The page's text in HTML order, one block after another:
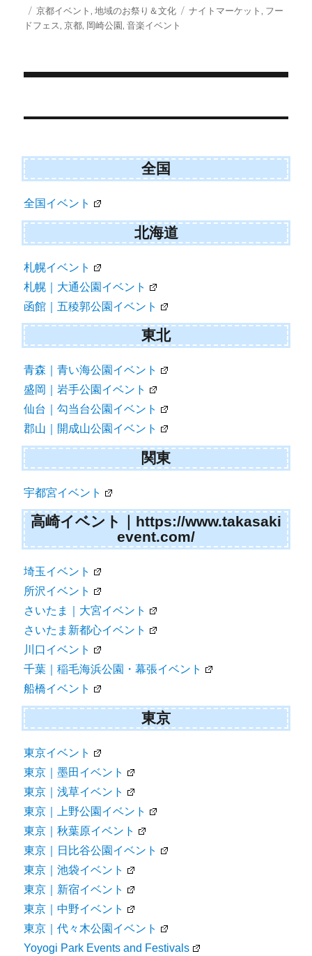
w
t
)
e
b
o
i
投
稿
カ
テ
京都イベント,地域のお祭り＆文化
タ
ナイトマーケット, フー
ドフェス,京都, 岡崎公園,音楽イベント
稿
ビ
ー
シ
ョ
ン
全国
全国イベント
北海道
札幌イベント
札幌｜大通公園イベント
函館｜五稜郭公園イベント
東北
青森｜青い海公園イベント
盛岡｜岩手公園イベント
仙台｜勾当台公園イベント
郡山｜開成山公園イベント
関東
宇都宮イベント
高崎イベント｜https://www.takasaki
event.com/
埼玉イベント
所沢イベント
さいたま｜大宮イベント
さいたま新都心イベント
川口イベント
千葉｜稲毛海浜公園・幕張イベント
船橋イベント
東京
東京イベント
東京｜墨田イベント
東京｜浅草イベント
東京｜上野公園イベント
東京｜秋葉原イベント
東京｜日比谷公園イベント
東京｜池袋イベント
東京｜新宿イベント
東京｜中野イベント
東京｜代々木公園イベント
Yoyogi Park Events and Festivals